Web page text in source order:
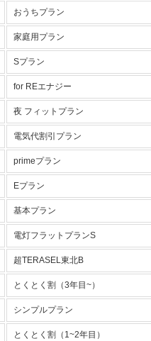
おうちプラン
家庭用プラン
Sプラン
for REエナジー
夜 フィットプラン
電気代割引プラン
primeプラン
Eプラン
基本プラン
電灯フラットプランS
超TERASEL東北B
とくとく割（3年目~）
シンプルプラン
とくとく割（1~2年目）